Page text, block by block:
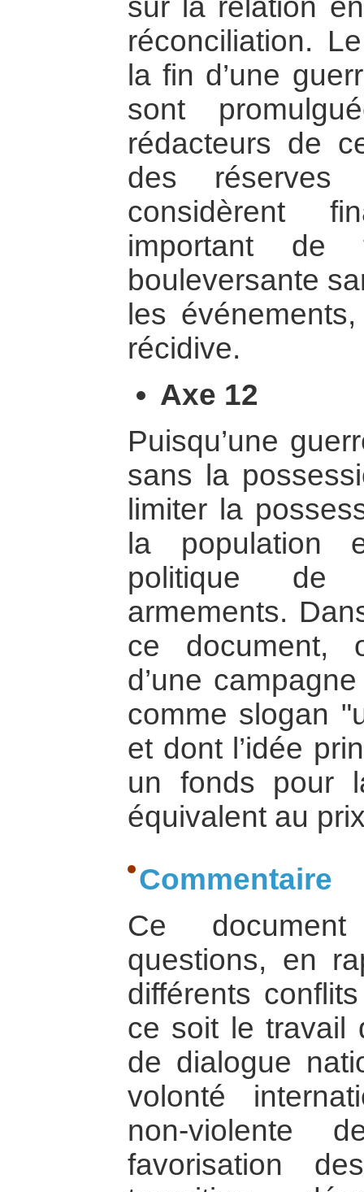
sur la relation
réconciliation.
la fin d’une
sont
rédacteurs de
des
considèrent
important de
bouleversante
les
récidive.
Axe 12
Puisqu’une
sans la
limiter la
la population
politique de
armements.
ce document,
d’une
comme slogan
et dont l’idée
un fonds pour
équivalent au
Commentaire
Ce
questions, en
différents
ce soit le travail
de dialogue
volonté
non-violente
favorisation